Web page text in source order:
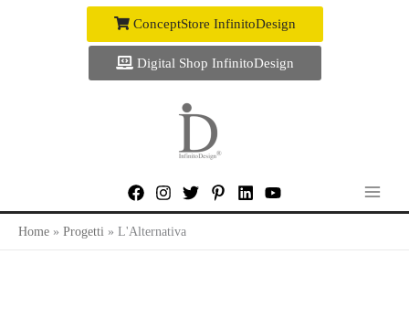
ConceptStore InfinitoDesign
Digital Shop InfinitoDesign
Home Progetti L'Alternativa